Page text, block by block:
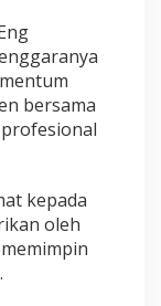
bersama
kepada
oleh